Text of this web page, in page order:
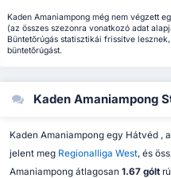
Kaden Amaniampong még nem végzett
(az összes szezonra vonatkozó adat
Büntetőrúgás statisztikái frissítve
büntetőrúgást.
Kaden Amaniampong
Kaden Amaniampong egy Hátvéd ,
jelent meg Regionalliga West, és
Amaniampong átlagosan 1.67 gólt